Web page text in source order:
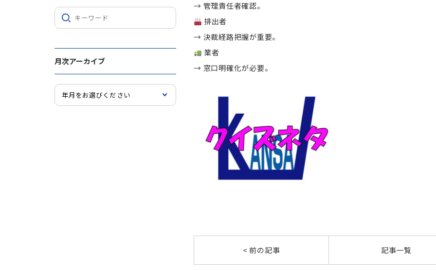
月次アーカイブ
→ 管理責任者確認。
排出者
→ 決裁経路把握が重要。
業者
→ 窓口明確化が必要。
< 前の記事 記事一覧